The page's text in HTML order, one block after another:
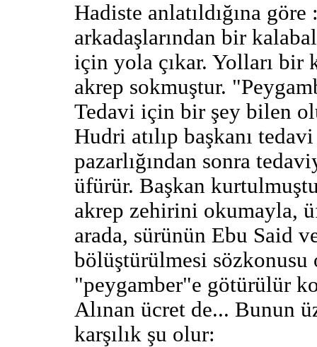
Hadiste anlatıldığına
arkadaşlarından bir
için yola çıkar. Yolları bir
akrep sokmuştur.
Tedavi için bir şey bilen
Hudri atılıp başkanı
pazarlığından sonra
üfürür. Başkan
akrep zehirini okumayla,
arada, sürünün Ebu Said
bölüştürülmesi sözkonusu
"peygamber"e götürülür
Alınan ücret de... Bunun
karşılık şu olur: